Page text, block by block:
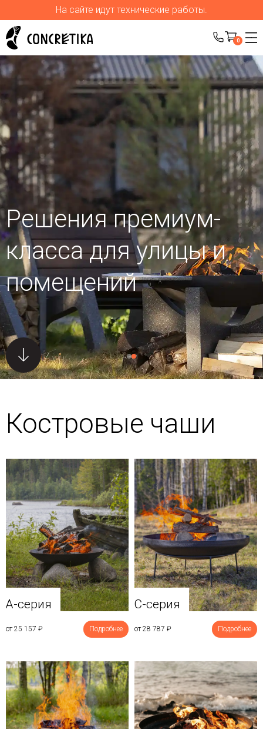
На сайте идут технические работы.
0
Решения премиум-
класса для улицыи
помещений
Костровые чаши
A-серия
от 25 157 ₽ Подробнее
C-серия
от 28 787 ₽ Подробнее